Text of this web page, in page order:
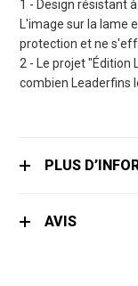
1 - Design résistant
L'image sur la lame
protection et ne
2 - Le projet "Édition
combien Leaderfins
PLUS
AVIS